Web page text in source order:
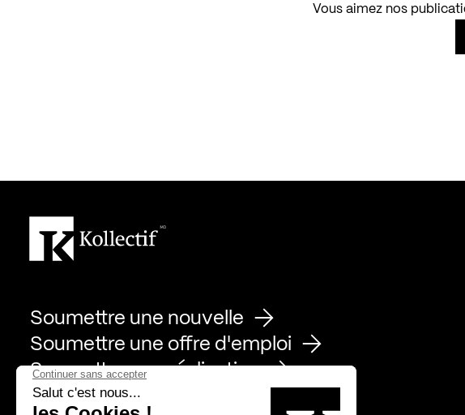
Vous aimez nos
Soumettre une nouvelle
Soumettre une offre d'emploi
Soumettre une réalisation